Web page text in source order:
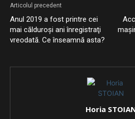
Articolul precedent
Anul 2019 a fost printre cei
mai călduroşi ani înregistraţi
vreodată. Ce înseamnă asta?
Horia